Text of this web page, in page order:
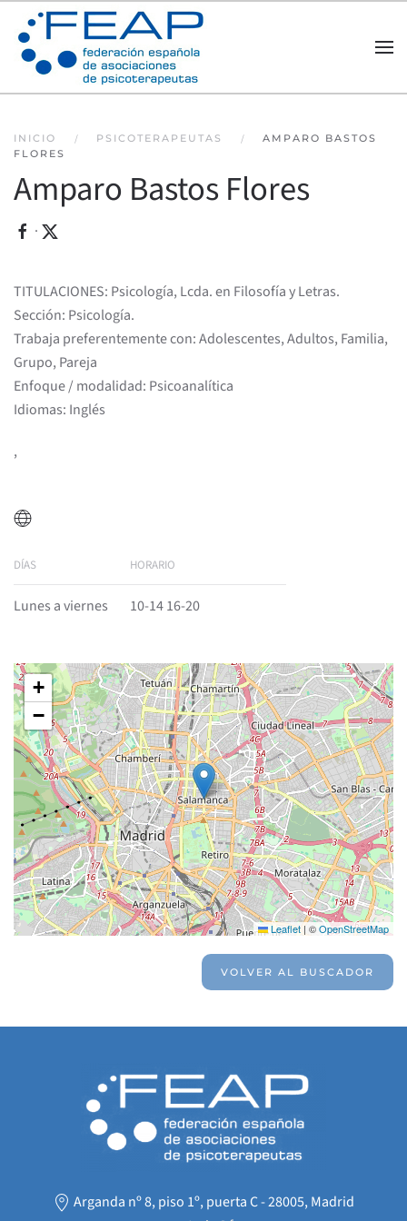
Skip to main content
INICIO PSICOTERAPEUTAS
AMPARO BASTOS
FLORES
Amparo Bastos Flores
·
TITULACIONES: Psicología, Lcda. en Filosofía y Letras.
Sección: Psicología.
Trabaja preferentemente con: Adolescentes, Adultos, Familia,
Grupo, Pareja
Enfoque / modalidad: Psicoanalítica
Idiomas: Inglés
,
DÍAS HORARIO
Lunes a viernes 10-14 16-20
+
−
Leaflet | ©OpenStreetMap
VOLVER AL BUSCADOR
Arganda nº 8, piso 1º, puerta C - 28005, Madrid